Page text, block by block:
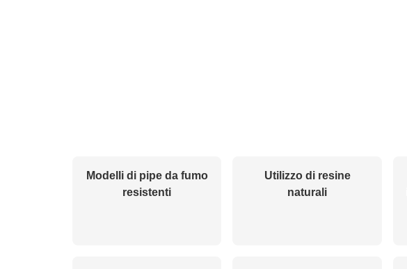
Modelli di pipe da fumo
resistenti
Utilizzo di resine
naturali